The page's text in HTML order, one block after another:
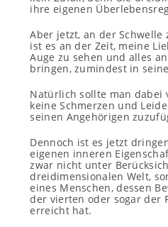
ihre eigenen
Aber jetzt, an der Schwelle
ist es an der Zeit, meine
Auge zu sehen und alles
bringen, zumindest in
Natürlich sollte man dabei
keine Schmerzen und
seinen Angehörigen
Dennoch ist es jetzt
eigenen inneren
zwar nicht unter
dreidimensionalen Welt,
eines Menschen, dessen
der vierten oder sogar der
erreicht hat.